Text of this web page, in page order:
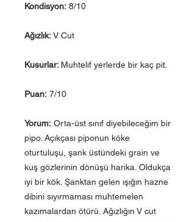
Kondisyon: 8/10
Ağızlık:V Cut
Kusurlar: Muhtelif yerlerde bir kaç pit.
Puan: 7/10
Yorum: Orta-üst sınıf diyebileceğim bir
pipo. Açıkçası piponun köke
oturtuluşu, şank üstündeki grain ve
kuş gözlerinin dönüşü harika. Oldukça
iyi bir kök. Şanktan gelen ışığın hazne
dibini sıyırmaması muhtemelen
kazımalardan ötürü. Ağızlığın V cut